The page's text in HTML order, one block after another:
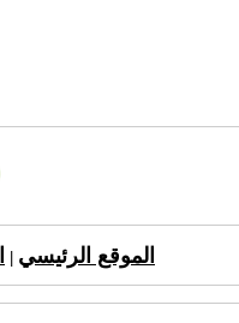
الموقع الرئيسي